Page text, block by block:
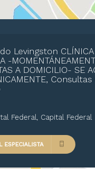
Levingston CLÍNICA
-
A DOMICILIO- SE
Federal, Capital Federal
ESPECIALISTA